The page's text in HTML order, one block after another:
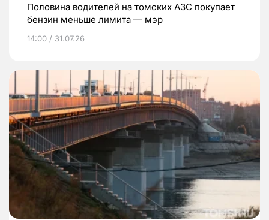
Половина водителей на томских АЗС покупает
бензин меньше лимита — мэр
14:00 / 31.07.26